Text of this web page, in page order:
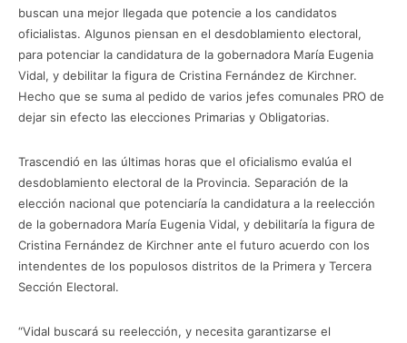
buscan una mejor llegada que potencie a los candidatos
oficialistas. Algunos piensan en el desdoblamiento electoral,
para potenciar la candidatura de la gobernadora María Eugenia
Vidal, y debilitar la figura de Cristina Fernández de Kirchner.
Hecho que se suma al pedido de varios jefes comunales PRO de
dejar sin efecto las elecciones Primarias y Obligatorias.
Trascendió en las últimas horas que el oficialismo evalúa el
desdoblamiento electoral de la Provincia. Separación de la
elección nacional que potenciaría la candidatura a la reelección
de la gobernadora María Eugenia Vidal, y debilitaría la figura de
Cristina Fernández de Kirchner ante el futuro acuerdo con los
intendentes de los populosos distritos de la Primera y Tercera
Sección Electoral.
“Vidal buscará su reelección, y necesita garantizarse el